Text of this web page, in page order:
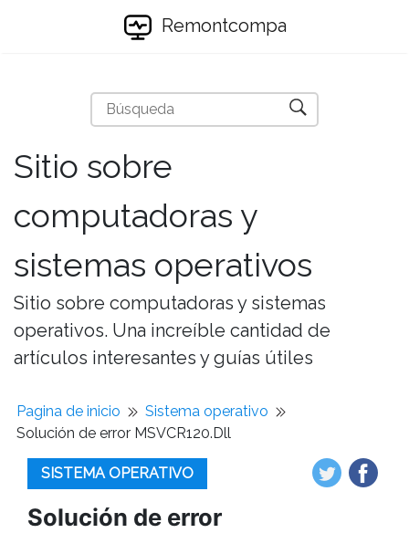
Remontcompa
Sitio sobre
computadoras y
sistemas operativos
Sitio sobre computadoras y sistemas
operativos. Una increíble cantidad de
artículos interesantes y guías útiles
Pagina de inicio
Sistema operativo
Solución de error MSVCR120.Dll
SISTEMA OPERATIVO
Solución de error